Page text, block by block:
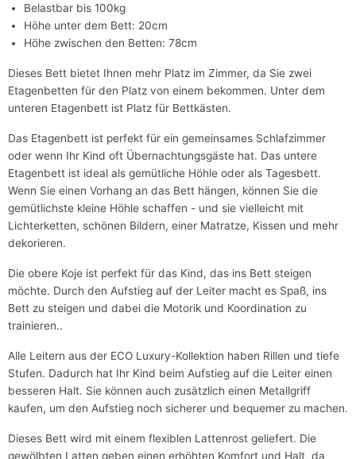
Belastbar bis 100kg
Höhe unter dem Bett: 20cm
Höhe zwischen den Betten: 78cm
Dieses Bett bietet Ihnen mehr Platz im Zimmer, da Sie zwei
Etagenbetten für den Platz von einem bekommen. Unter dem
unteren Etagenbett ist Platz für Bettkästen.
Das Etagenbett ist perfekt für ein gemeinsames Schlafzimmer
oder wenn Ihr Kind oft Übernachtungsgäste hat. Das untere
Etagenbett ist ideal als gemütliche Höhle oder als Tagesbett.
Wenn Sie einen Vorhang an das Bett hängen, können Sie die
gemütlichste kleine Höhle schaffen - und sie vielleicht mit
Lichterketten, schönen Bildern, einer Matratze, Kissen und mehr
dekorieren.
Die obere Koje ist perfekt für das Kind, das ins Bett steigen
möchte. Durch den Aufstieg auf der Leiter macht es Spaß, ins
Bett zu steigen und dabei die Motorik und Koordination zu
trainieren..
Alle Leitern aus der ECO Luxury-Kollektion haben Rillen und tiefe
Stufen. Dadurch hat Ihr Kind beim Aufstieg auf die Leiter einen
besseren Halt. Sie können auch zusätzlich einen Metallgriff
kaufen, um den Aufstieg noch sicherer und bequemer zu machen.
Dieses Bett wird mit einem flexiblen Lattenrost geliefert. Die
gewölbten Latten geben einen erhöhten Komfort und Halt, da